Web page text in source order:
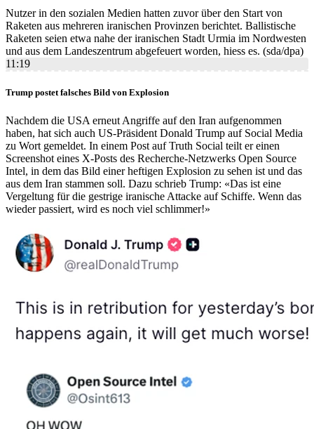
Nutzer in den sozialen Medien hatten zuvor über den Start von
Raketen aus mehreren iranischen Provinzen berichtet. Ballistische
Raketen seien etwa nahe der iranischen Stadt Urmia im Nordwesten
und aus dem Landeszentrum abgefeuert worden, hiess es. (sda/dpa)
11:19
Trump postet falsches Bild von Explosion
Nachdem die USA erneut Angriffe auf den Iran aufgenommen
haben, hat sich auch US-Präsident Donald Trump auf Social Media
zu Wort gemeldet. In einem Post auf Truth Social teilt er einen
Screenshot eines X-Posts des Recherche-Netzwerks Open Source
Intel, in dem das Bild einer heftigen Explosion zu sehen ist und das
aus dem Iran stammen soll. Dazu schrieb Trump: «Das ist eine
Vergeltung für die gestrige iranische Attacke auf Schiffe. Wenn das
wieder passiert, wird es noch viel schlimmer!»